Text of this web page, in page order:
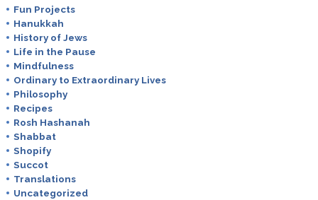
Fun Projects
Hanukkah
History of Jews
Life in the Pause
Mindfulness
Ordinary to Extraordinary Lives
Philosophy
Recipes
Rosh Hashanah
Shabbat
Shopify
Succot
Translations
Uncategorized